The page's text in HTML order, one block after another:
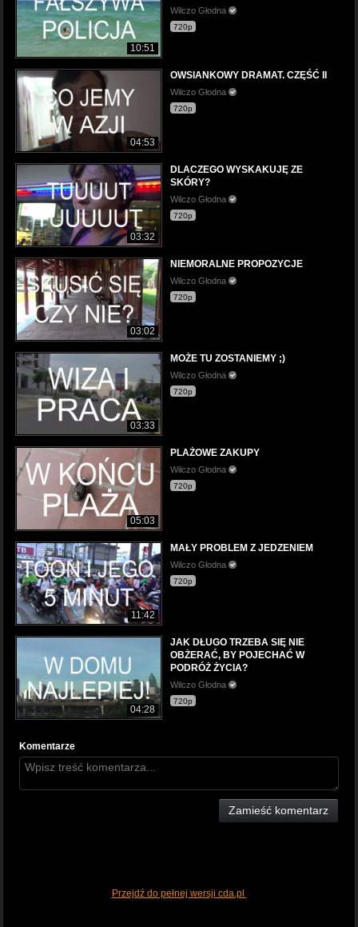
10:51
Wilczo Głodna
720p
04:53
OWSIANKOWY DRAMAT. CZĘŚĆ II
Wilczo Głodna
720p
03:32
DLACZEGO WYSKAKUJĘ ZE
SKÓRY?
Wilczo Głodna
720p
03:02
NIEMORALNE PROPOZYCJE
Wilczo Głodna
720p
03:33
MOŻE TU ZOSTANIEMY ;)
Wilczo Głodna
720p
05:03
PLAŻOWE ZAKUPY
Wilczo Głodna
720p
11:42
MAŁY PROBLEM Z JEDZENIEM
Wilczo Głodna
720p
04:28
JAK DŁUGO TRZEBA SIĘ NIE
OBŻERAĆ, BY POJECHAĆ W
PODRÓŻ ŻYCIA?
Wilczo Głodna
720p
Komentarze
Zamieść komentarz
Przejdź do pełnej wersji cda.pl